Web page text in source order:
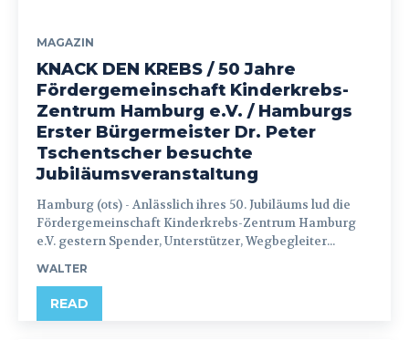
MAGAZIN
KNACK DEN KREBS / 50 Jahre
Fördergemeinschaft Kinderkrebs-
Zentrum Hamburg e.V. / Hamburgs
Erster Bürgermeister Dr. Peter
Tschentscher besuchte
Jubiläumsveranstaltung
Hamburg (ots) - Anlässlich ihres 50. Jubiläums lud die
Fördergemeinschaft Kinderkrebs-Zentrum Hamburg
e.V. gestern Spender, Unterstützer, Wegbegleiter...
WALTER
READ